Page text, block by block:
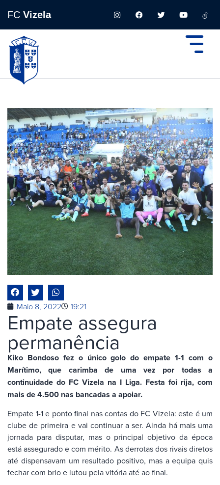
FC Vizela
Maio 8, 2022 19:21
Empate assegura
permanência
Kiko Bondoso fez o único golo do empate 1-1 com o
Marítimo, que carimba de uma vez por todas a
continuidade do FC Vizela na I Liga. Festa foi rija, com
mais de 4.500 nas bancadas a apoiar.
Empate 1-1 e ponto final nas contas do FC Vizela: este é um
clube de primeira e vai continuar a ser. Ainda há mais uma
jornada para disputar, mas o principal objetivo da época
está assegurado e com mérito. As derrotas dos rivais diretos
até dispensavam um resultado positivo, mas a equipa quis
fechar com brio e lutou pela vitória até ao final.